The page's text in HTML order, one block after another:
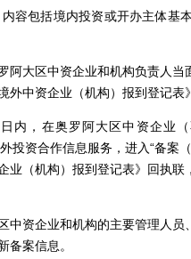
容包括境内投资或开办主体基
阿大区中资企业和机构负责人当
外中资企业（机构）报到登记
内， 在奥罗阿大区中资企业
投资合作信息服务，进入“备案
业（机构）报到登记表》回执
中资企业和机构的主要管理人
备案信息。